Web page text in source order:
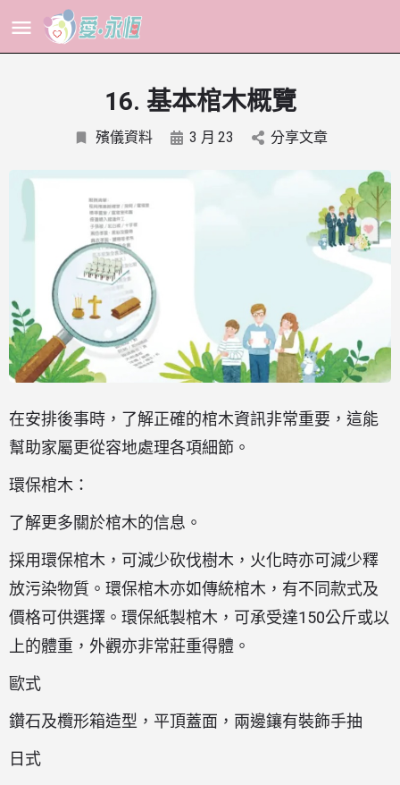
16. 基本棺木概覽
殯儀資料 3 月 23 分享文章
在安排後事時，了解正確的棺木資訊非常重要，這能
幫助家屬更從容地處理各項細節。
環保棺木：
了解更多關於棺木的信息。
採用環保棺木，可減少砍伐樹木，火化時亦可減少釋
放污染物質。環保棺木亦如傳統棺木，有不同款式及
價格可供選擇。環保紙製棺木，可承受達150公斤或以
上的體重，外觀亦非常莊重得體。
歐式
鑽石及欖形箱造型，平頂蓋面，兩邊鑲有裝飾手抽
日式